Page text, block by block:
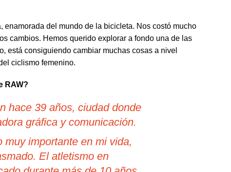
enamorada del mundo de la bicicleta. Nos costó mucho
cambios. Hemos querido explorar a fondo una de las
está consiguiendo cambiar muchas cosas a nivel
ciclismo femenino.
RAW?
hace 39 años, ciudad donde
gráfica y comunicación.
importante en mi vida,
El atletismo en